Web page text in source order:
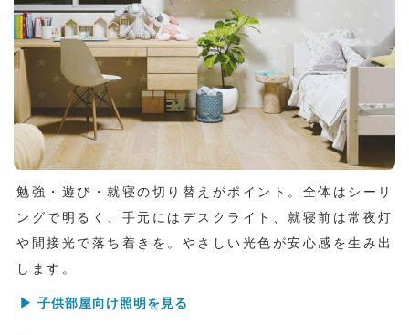
勉強・遊び・就寝の切り替えがポイント。全体はシーリ
ングで明るく、手元にはデスクライト、就寝前は常夜灯
や間接光で落ち着きを。やさしい光色が安心感を生み出
します。
▶ 子供部屋向け照明を見る